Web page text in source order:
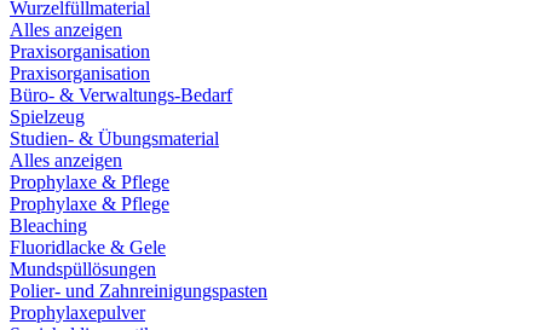
Wurzelfüllmaterial
Alles anzeigen
Praxisorganisation
Praxisorganisation
Büro- & Verwaltungs-Bedarf
Spielzeug
Studien- & Übungsmaterial
Alles anzeigen
Prophylaxe & Pflege
Prophylaxe & Pflege
Bleaching
Fluoridlacke & Gele
Mundspüllösungen
Polier- und Zahnreinigungspasten
Prophylaxepulver